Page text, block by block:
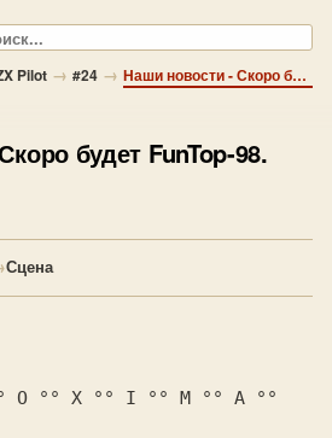
Pilot → #24 → Наши новости - Скоро будет FunTop-98.
будет FunTop-98.
Сцена
°° O °° X °° I °° M °° A °°